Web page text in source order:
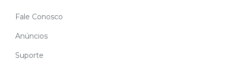
Fale Conosco
Anúncios
Suporte